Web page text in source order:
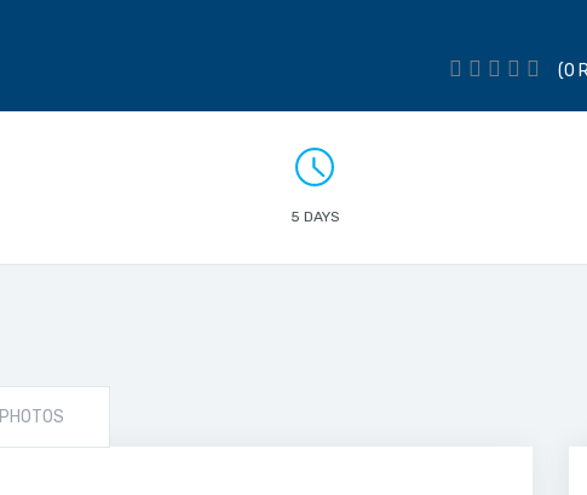
(0
5 DAYS
PHOTOS